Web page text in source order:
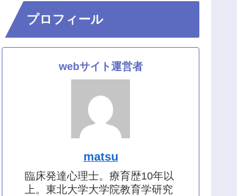
プロフィール
webサイト運営者
matsu
臨床発達心理士。療育歴10年以
上。東北大学大学院教育学研究